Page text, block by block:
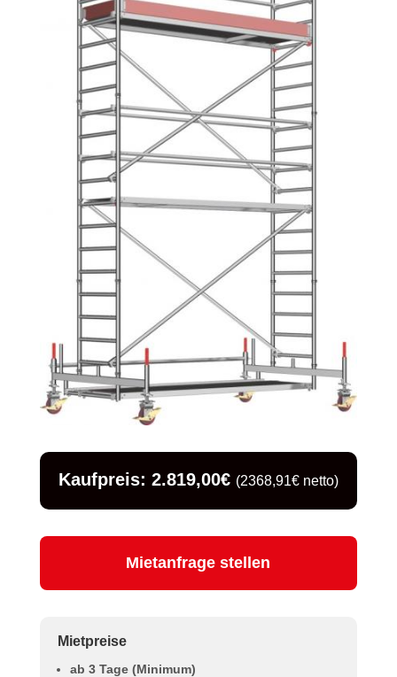
Kaufpreis: 2.819,00€ (2368,91€ netto)
Mietanfrage stellen
Mietpreise
ab 3 Tage (Minimum)